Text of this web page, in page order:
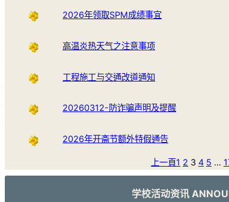
2026年领取SPM成绩事宜
高温炎热天气之注意事项
工程施工与交通改道通知
20260312-防诈骗声明及提醒
2026年开斋节额外特假通告
上一頁1 2 3 4 5 …
学校活动资讯